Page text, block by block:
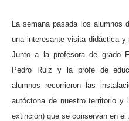
La semana pasada los alumnos
una interesante visita didáctica y
Junto a la profesora de grado
Pedro Ruiz y la profe de
alumnos recorrieron las
autóctona de nuestro territorio
extinción) que se conservan en el